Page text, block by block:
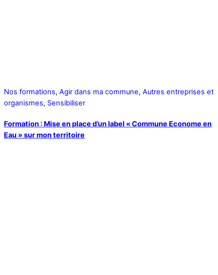
Nos formations, Agir dans ma commune, Autres entreprises et
organismes, Sensibiliser
Formation : Mise en place d’un label « Commune Econome en
Eau » sur mon territoire